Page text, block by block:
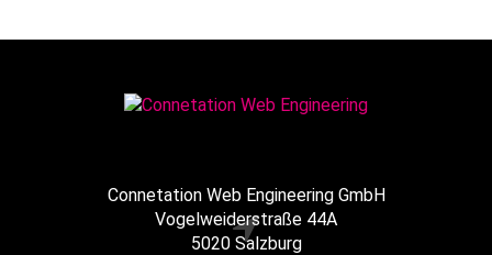
Connetation Web Engineering GmbH
Vogelweiderstraße 44A
5020 Salzburg